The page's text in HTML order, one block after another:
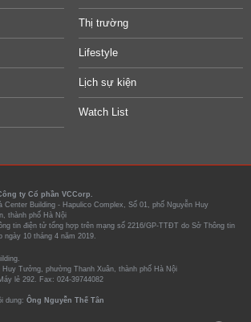
Thị trường
Lifestyle
Lịch sự kiện
Watch List
ty Cổ phần VCCorp.
Center Building - Hapulico Complex, Số 01, phố Nguyễn Huy
thành phố Hà Nội
tin điện tử tổng hợp trên mạng số 2216/GP-TTĐT do Sở Thông tin
10 tháng 4 năm 2019.
Tưởng, phường Thanh Xuân, thành phố Hà Nội
lẻ 292. Fax: 024-39744082
dung: Ông Nguyễn Thế Tân